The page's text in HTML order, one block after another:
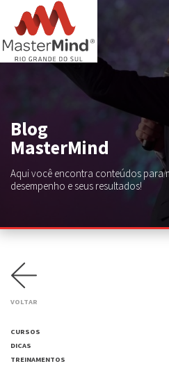
Blog
MasterMind
Aqui você encontra conteúdos para
desempenho e seus resultados!
VOLTAR
CURSOS
DICAS
TREINAMENTOS